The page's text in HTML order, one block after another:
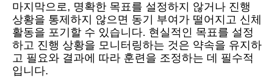
마지막으로, 명확한 목표를 설정하지 않거나 진행
상황을 통제하지 않으면 동기 부여가 떨어지고 신체
활동을 포기할 수 있습니다. 현실적인 목표를 설정
하고 진행 상황을 모니터링하는 것은 약속을 유지하
고 필요와 결과에 따라 훈련을 조정하는 데 필수적
입니다.